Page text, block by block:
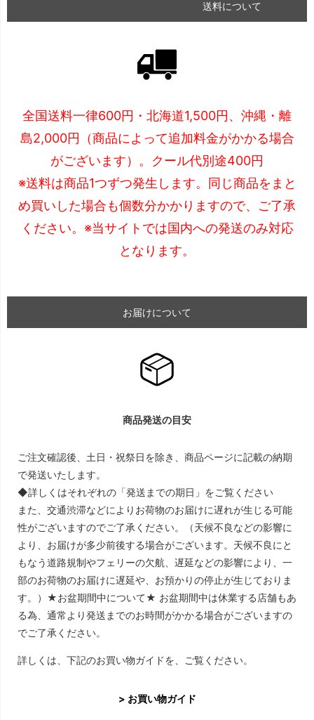
送料について
全国送料一律600円・北海道1,500円、沖縄・離
島2,000円（商品によって追加料金がかかる場合
がございます）。クール代別途400円
※送料は商品1つずつ発生します。同じ商品をまと
め買いした場合も個数分かかりますので、ご了承
ください。※当サイトでは国内への発送のみ対応
となります。
お届けについて
商品発送の目安
ご注文確認後、土日・祝祭日を除き、商品ページに記載の納期
で発送いたします。
◆詳しくはそれぞれの「発送までの期日」をご覧ください
また、交通渋滞などによりお荷物のお届けに遅れが生じる可能
性がございますのでご了承ください。（天候不良などの影響に
より、お届けが多少前後する場合がございます。天候不良にと
もなう道路規制やフェリーの欠航、遅延などの影響により、一
部のお荷物のお届けに遅延や、お預かりの停止が生じておりま
す。）★お盆期間中について★ お盆期間中は休業する店舗もあ
る為、通常より発送までのお時間がかかる場合がございますの
でご了承ください。
詳しくは、下記のお買い物ガイドを、ご覧ください。
> お買い物ガイド